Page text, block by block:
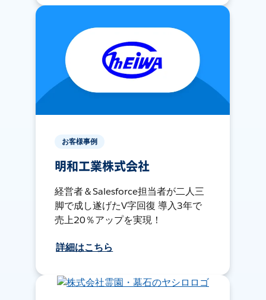
お客様事例
明和工業株式会社
経営者＆Salesforce担当者が二人三
脚で成し遂げたV字回復 導入3年で
売上20％アップを実現！
詳細はこちら